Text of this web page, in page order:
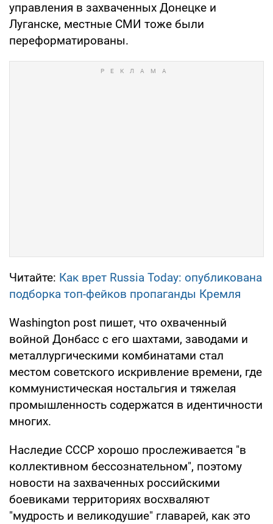
управления в захваченных Донецке и
Луганске, местные СМИ тоже были
переформатированы.
Читайте: Как врет Russia Today: опубликована
подборка топ-фейков пропаганды Кремля
Washington post пишет, что охваченный
войной Донбасс с его шахтами, заводами и
металлургическими комбинатами стал
местом советского искривление времени, где
коммунистическая ностальгия и тяжелая
промышленность содержатся в идентичности
многих.
Наследие СССР хорошо прослеживается "в
коллективном бессознательном", поэтому
новости на захваченных российскими
боевиками территориях восхваляют
"мудрость и великодушие" главарей, как это